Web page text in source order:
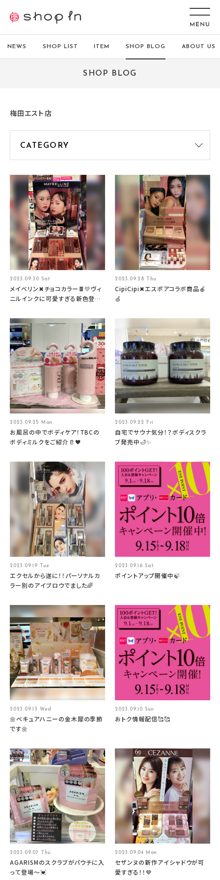
NEWS SHOP LIST ITEM SHOP BLOG ABOUT US
SHOP BLOG
梅田エスト店
2023.09.30 Sat
メイベリン✖チョコカラー🍫💛ヴィ
ニルインクに可愛すぎる新色登
2023.09.28 Thu
CipiCipi✖︎エスポアコラボ商品🍎
🍏
2023.09.25 Mon
お風呂の中でボディケア！TBCの
ボディミルクをご紹介🥛🖤
2023.09.22 Fri
自宅でサウナ気分！？ボディスクラ
ブ発売中🛁✨
2023.09.19 Tue
エクセルから遂に！！パーソナルカ
ラー別のアイブロウでました🌈
2023.09.16 Sat
ポイントアップ開催中🍃
2023.09.13 Wed
🌼ベキュアハニーの金木犀の季節
です🌼
2023.09.10 Sun
おトク情報配信🥰🥰
2023.09.07 Thu
AGARISMのスクラブがパウチに入
って登場〜💓
2023.09.04 Mon
セザンヌの新作アイシャドウが可
愛すぎる！！🤎